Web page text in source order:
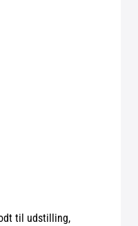
til udstilling,